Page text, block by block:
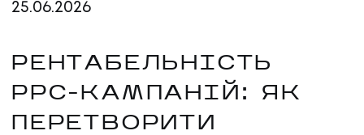
25.06.2026
РЕНТАБЕЛЬНІСТЬ
PPC-КАМПАНІЙ: ЯК
ПЕРЕТВОРИТИ